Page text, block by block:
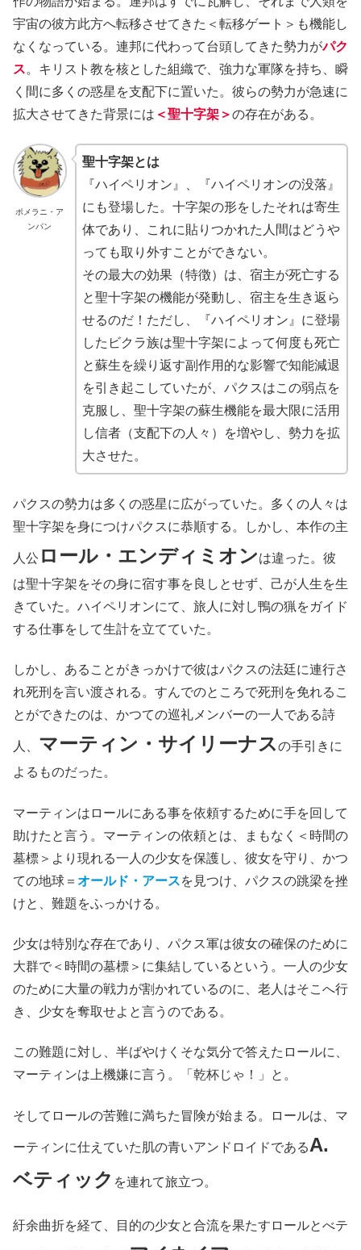
宇宙の彼方此方へ転移させてきた＜転移ゲート＞も機能し
なくなっている。連邦に代わって台頭してきた勢力がパク
ス。キリスト教を核とした組織で、強力な軍隊を持ち、瞬
く間に多くの惑星を支配下に置いた。彼らの勢力が急速に
拡大させてきた背景には ＜聖十字架＞の存在がある。
ポメラニ・ア
ンパン
聖十字架とは
『ハイペリオン』、『ハイペリオンの没落』
にも登場した。十字架の形をしたそれは寄生
体であり、これに貼りつかれた人間はどうや
っても取り外すことができない。
その最大の効果（特徴）は、宿主が死亡する
と聖十字架の機能が発動し、宿主を生き返ら
せるのだ！ただし、『ハイペリオン』に登場
したビクラ族は聖十字架によって何度も死亡
と蘇生を繰り返す副作用的な影響で知能減退
を引き起こしていたが、パクスはこの弱点を
克服し、聖十字架の蘇生機能を最大限に活用
し信者（支配下の人々）を増やし、勢力を拡
大させた。
パクスの勢力は多くの惑星に広がっていた。多くの人々は
聖十字架を身につけパクスに恭順する。しかし、本作の主
人公 ロール・エンディミオンは違った。彼
は聖十字架をその身に宿す事を良しとせず、己が人生を生
きていた。ハイペリオンにて、旅人に対し鴨の猟をガイド
する仕事をして生計を立てていた。
しかし、あることがきっかけで彼はパクスの法廷に連行さ
れ死刑を言い渡される。すんでのところで死刑を免れるこ
とができたのは、かつての巡礼メンバーの一人である詩
人、 マーティン・サイリーナスの手引きに
よるものだった。
マーティンはロールにある事を依頼するために手を回して
助けたと言う。マーティンの依頼とは、まもなく＜時間の
墓標＞より現れる一人の少女を保護し、彼女を守り、かつ
ての地球＝ オールド・アースを見つけ、パクスの跳梁を挫
けと、難題をふっかける。
少女は特別な存在であり、パクス軍は彼女の確保のために
大群で＜時間の墓標＞に集結しているという。一人の少女
のために大量の戦力が割かれているのに、老人はそこへ行
き、少女を奪取せよと言うのである。
この難題に対し、半ばやけくそな気分で答えたロールに、
マーティンは上機嫌に言う。「乾杯じゃ！」と。
そしてロールの苦難に満ちた冒険が始まる。ロールは、マ
ーティンに仕えていた肌の青いアンドロイドであるA.
ベティック を連れて旅立つ。
紆余曲折を経て、目的の少女と合流を果たすロールとべテ